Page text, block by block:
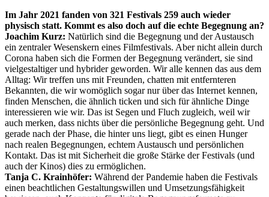
Im Jahr 2021 fanden von 321 Festivals 259 auch wieder
physisch statt. Kommt es also doch auf die echte Begegnung an?
Joachim Kurz: Natürlich sind die Begegnung und der Austausch
ein zentraler Wesenskern eines Filmfestivals. Aber nicht allein durch
Corona haben sich die Formen der Begegnung verändert, sie sind
vielgestaltiger und hybrider geworden. Wir alle kennen das aus dem
Alltag: Wir treffen uns mit Freunden, chatten mit entfernteren
Bekannten, die wir womöglich sogar nur über das Internet kennen,
finden Menschen, die ähnlich ticken und sich für ähnliche Dinge
interessieren wie wir. Das ist Segen und Fluch zugleich, weil wir
auch merken, dass nichts über die persönliche Begegnung geht. Und
gerade nach der Phase, die hinter uns liegt, gibt es einen Hunger
nach realen Begegnungen, echtem Austausch und persönlichen
Kontakt. Das ist mit Sicherheit die große Stärke der Festivals (und
auch der Kinos) dies zu ermöglichen.
Tanja C. Krainhöfer: Während der Pandemie haben die Festivals
einen beachtlichen Gestaltungswillen und Umsetzungsfähigkeit